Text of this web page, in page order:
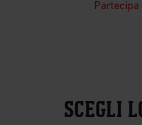
Partecipa
SCEGLI